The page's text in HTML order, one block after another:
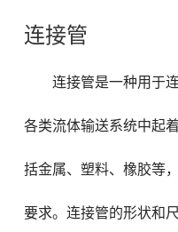
连接管
连接管是一种用于
各类流体输送系统中起
括金属、塑料、橡胶等
要求。连接管的形状和